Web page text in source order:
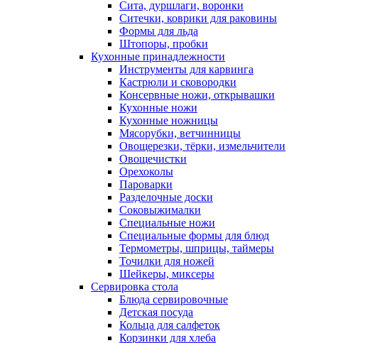
Сита, дуршлаги, воронки
Ситечки, коврики для раковины
Формы для льда
Штопоры, пробки
Кухонные принадлежности
Инструменты для карвинга
Кастрюли и сковородки
Консервные ножи, открывашки
Кухонные ножи
Кухонные ножницы
Мясорубки, ветчинницы
Овощерезки, тёрки, измельчители
Овощечистки
Орехоколы
Пароварки
Разделочные доски
Соковыжималки
Специальные ножи
Специальные формы для блюд
Термометры, шприцы, таймеры
Точилки для ножей
Шейкеры, миксеры
Сервировка стола
Блюда сервировочные
Детская посуда
Кольца для салфеток
Корзинки для хлеба